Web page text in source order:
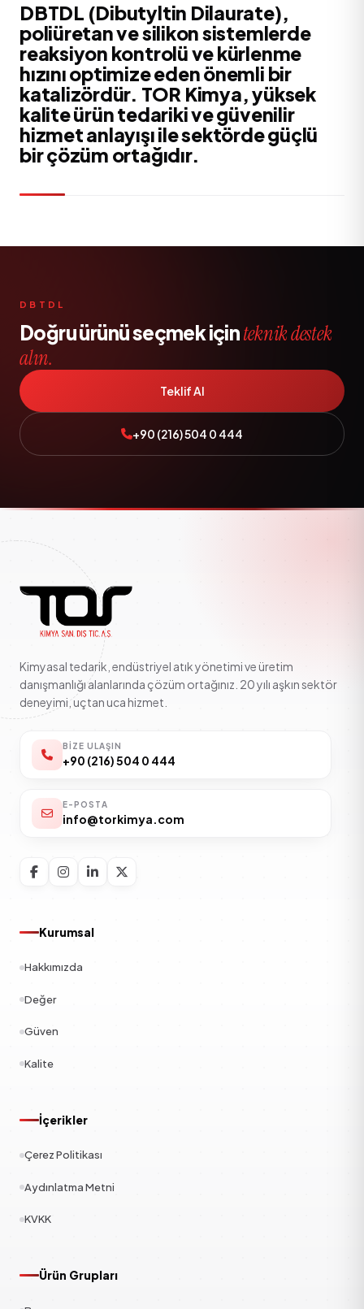
DBTDL (Dibutyltin Dilaurate),
poliüretan ve silikon sistemlerde
reaksiyon kontrolü ve kürlenme
hızını optimize eden önemli bir
katalizördür. TOR Kimya, yüksek
kalite ürün tedariki ve güvenilir
hizmet anlayışı ile sektörde güçlü
bir çözüm ortağıdır.
DBTDL
Doğru ürünü seçmek içinteknik destek
alın.
Teklif Al
+90 (216) 504 0 444
Kimyasal tedarik, endüstriyel atık yönetimi ve üretim
danışmanlığı alanlarında çözüm ortağınız. 20 yılı aşkın sektör
deneyimi, uçtan uca hizmet.
BIZE ULAŞIN
+90 (216) 504 0 444
E-POSTA
info@torkimya.com
Kurumsal
Hakkımızda
Değer
Güven
Kalite
İçerikler
Çerez Politikası
Aydınlatma Metni
KVKK
Ürün Grupları